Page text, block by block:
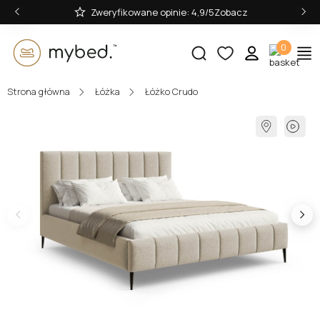
40 000+ sprzedanych łóżek. Zobacz
‹ ›
0
Strona główna Łóżka Łóżko Crudo
E-mail:
Hasło:
Zaloguj się
Nie pamiętasz hasła?